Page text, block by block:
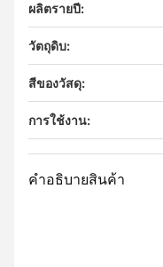
ผลิตรายปี:
วัตถุดิบ:
สีของวัสดุ:
การใช้งาน:
คําอธิบายสินค้า